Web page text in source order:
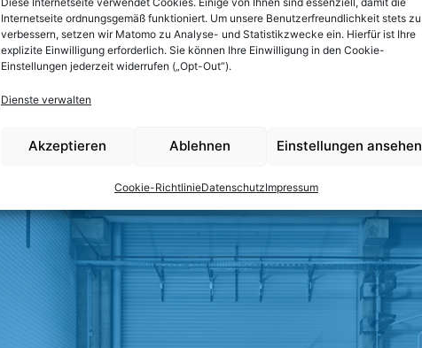
Internetseite ordnungsgemäß funktioniert. Um unsere Benutzerfreundlichkeit stets zu
verbessern, setzen wir Matomo zu Analyse- und Statistikzwecke ein. Hierfür ist Ihre
explizite Einwilligung erforderlich. Sie können Ihre Einwilligung in den Cookie-
Einstellungen jederzeit widerrufen („Opt-Out“).
Dienste verwalten
Akzeptieren Ablehnen Einstellungen ansehen
Cookie-RichtlinieDatenschutzImpressum